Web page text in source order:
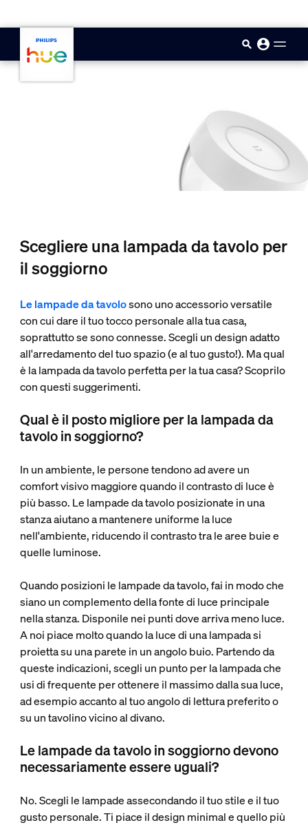
Scegliere una lampada da tavolo per
il soggiorno
Le lampade da tavolosono uno accessorio versatile
con cui dare il tuo tocco personale alla tua casa,
soprattutto se sono connesse. Scegli un design adatto
all'arredamento del tuo spazio (e al tuo gusto!). Ma qual
è la lampada da tavolo perfetta per la tua casa? Scoprilo
con questi suggerimenti.
Qual è il posto migliore per la lampada da
tavolo in soggiorno?
In un ambiente, le persone tendono ad avere un
comfort visivo maggiore quando il contrasto di luce è
più basso. Le lampade da tavolo posizionate in una
stanza aiutano a mantenere uniforme la luce
nell'ambiente, riducendo il contrasto tra le aree buie e
quelle luminose.
Quando posizioni le lampade da tavolo, fai in modo che
siano un complemento della fonte di luce principale
nella stanza. Disponile nei punti dove arriva meno luce.
A noi piace molto quando la luce di una lampada si
proietta su una parete in un angolo buio. Partendo da
queste indicazioni, scegli un punto per la lampada che
usi di frequente per ottenere il massimo dalla sua luce,
ad esempio accanto al tuo angolo di lettura preferito o
su un tavolino vicino al divano.
Le lampade da tavolo in soggiorno devono
necessariamente essere uguali?
No. Scegli le lampade assecondando il tuo stile e il tuo
gusto personale. Ti piace il design minimal e quello più